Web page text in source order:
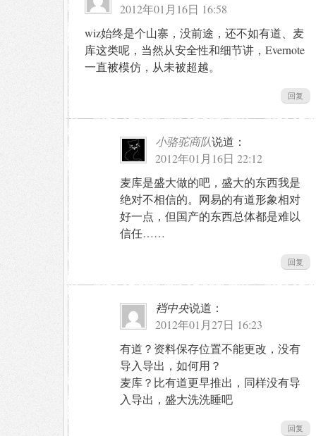
2012年01月16日 16:58
wiz始终是个山寨，没前途，还不如有道、麦
库这类呢，当然从安全性和细节讲，Evernote
一直被模仿，从未被超越。
回复
小骆驼商队说道：
2012年01月16日 22:12
麦库是盛大做的吧，盛大的东西我是
绝对不相信的。网易的有道形象相对
好一点，但国产的东西总体都是难以
信任……
回复
裆中央说道：
2012年01月27日 16:23
有道？资料保存位置不能更改，没有
导入导出，如何用？
麦库？比有道更早推出，同样没有导
入导出，盛大洗洗睡吧
回复